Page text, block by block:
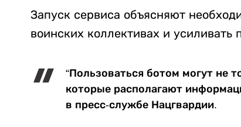
Запуск сервиса объясняют
воинских коллективах и
“Пользоваться ботом могут не
которые располагают
в пресс-службе Нацгвардии.